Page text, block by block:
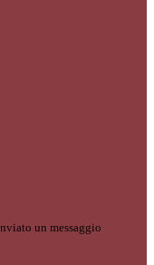
un messaggio